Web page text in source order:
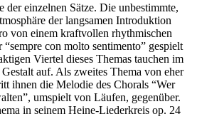
der einzelnen Sätze. Die unbestimmte,
der langsamen Introduktion
von einem kraftvollen rhythmischen
con molto sentimento” gespielt
Viertel dieses Themas tauchen im
auf. Als zweites Thema von eher
ihnen die Melodie des Chorals “Wer
umspielt von Läufen, gegenüber.
in seinem Heine-Liederkreis op. 24